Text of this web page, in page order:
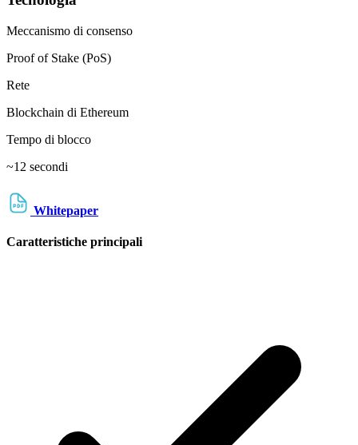
Meccanismo di consenso
Proof of Stake (PoS)
Rete
Blockchain di Ethereum
Tempo di blocco
~12 secondi
Whitepaper
Caratteristiche principali